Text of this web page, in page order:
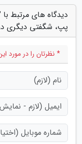
دیدگاه های مرتبط
پپ، شگفتی دیگری
* نظرتان را در مورد